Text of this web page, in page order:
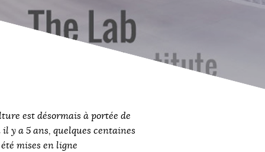
est désormais à portée de
y a 5 ans, quelques centaines
mises en ligne